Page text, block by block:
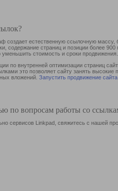
создает естественную ссылочную
содержание страниц и позиции более
стоимость и сроки продвижения.
по внутренней оптимизации страниц
это позволяет сайту занять
вложений. Запустить продвижение сайта
по вопросам работы со
сервисов Linkpad, свяжитесь с нашей